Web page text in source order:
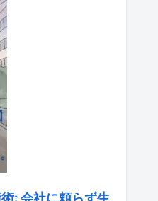
: 会社に頼らず生